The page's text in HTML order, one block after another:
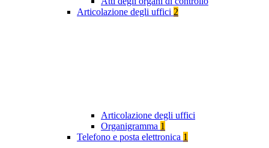
Articolazione degli uffici 2
Articolazione degli uffici
Organigramma 1
Telefono e posta elettronica 1